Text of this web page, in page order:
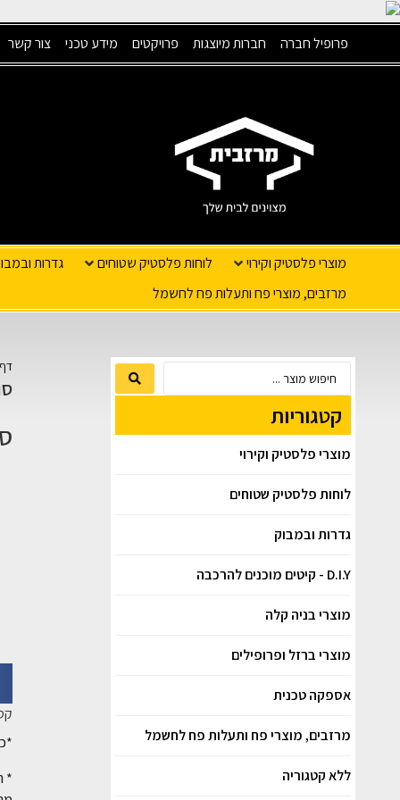
פרופיל חברה חברות מיוצגות פרויקטים מידע טכני צור קשר
מוצרי פלסטיק וקירוי לוחות פלסטיק שטוחים
גדרות
מרזבים, מוצרי פח ותעלות פח לחשמל
קטגוריות
מוצרי פלסטיק וקירוי
לוחות פלסטיק שטוחים
גדרות ובמבוק
D.I.Y - קיטים מוכנים להרכבה
מוצרי בניה קלה
מוצרי ברזל ופרופילים
אספקה טכנית
מרזבים, מוצרי פח ותעלות פח לחשמל
ללא קטגוריה
*